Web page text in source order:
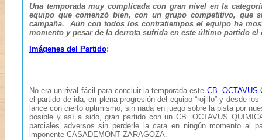
Una temporada muy complicada con gran nivel en la
equipo que comenzó bien, con un grupo competitivo, que
campaña. Aún con todos los contratiempos el equipo ha
momento y pesar de la derrota sufrida en este último partido
Imágenes del Partido:
No era un rival fácil para concluir la temporada este CB. OCTAVUS
el partido de ida, en plena progresión del equipo “rojillo” y desde
lance con cierto optimismo, sin nada en juego sobre la pista por
posible y así a sido, gran partido con un CB. OCTAVUS
parciales adversos sin perderle la cara en ningún momento al
imponente CASADEMONT ZARAGOZA.